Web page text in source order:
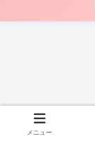
メニュー